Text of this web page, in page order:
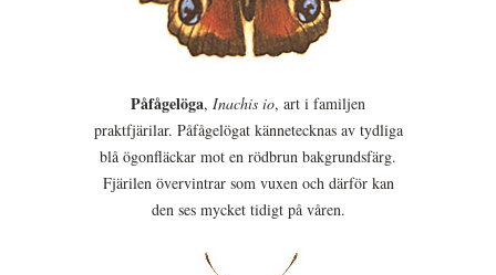
Påfågelöga, Inachis io, art i familjen
praktfjärilar. Påfågelögat kännetecknas av tydliga
blå ögonfläckar mot en rödbrun bakgrundsfärg.
Fjärilen övervintrar som vuxen och därför kan
den ses mycket tidigt på våren.